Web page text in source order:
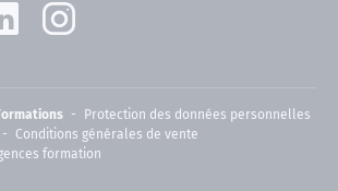
Protection des données personnelles
Conditions générales de vente
formation